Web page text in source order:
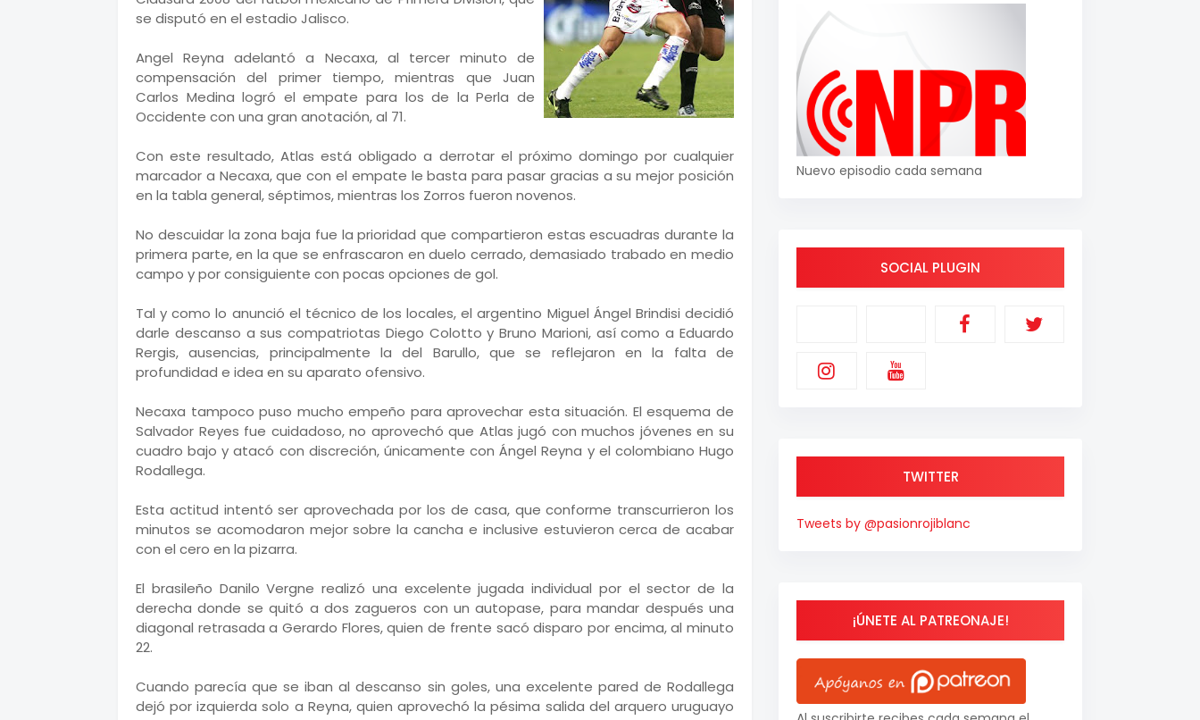
se disputó en el estadio Jalisco.
Angel Reyna adelantó a Necaxa, al tercer minuto de
compensación del primer tiempo, mientras que Juan
Carlos Medina logró el empate para los de la Perla de
Occidente con una gran anotación, al 71.
Con este resultado, Atlas está obligado a derrotar el próximo domingo por cualquier
marcador a Necaxa, que con el empate le basta para pasar gracias a su mejor posición
en la tabla general, séptimos, mientras los Zorros fueron novenos.
No descuidar la zona baja fue la prioridad que compartieron estas escuadras durante la
primera parte, en la que se enfrascaron en duelo cerrado, demasiado trabado en medio
campo y por consiguiente con pocas opciones de gol.
Tal y como lo anunció el técnico de los locales, el argentino Miguel Ángel Brindisi decidió
darle descanso a sus compatriotas Diego Colotto y Bruno Marioni, así como a Eduardo
Rergis, ausencias, principalmente la del Barullo, que se reflejaron en la falta de
profundidad e idea en su aparato ofensivo.
Necaxa tampoco puso mucho empeño para aprovechar esta situación. El esquema de
Salvador Reyes fue cuidadoso, no aprovechó que Atlas jugó con muchos jóvenes en su
cuadro bajo y atacó con discreción, únicamente con Ángel Reyna y el colombiano Hugo
Rodallega.
Esta actitud intentó ser aprovechada por los de casa, que conforme transcurrieron los
minutos se acomodaron mejor sobre la cancha e inclusive estuvieron cerca de acabar
con el cero en la pizarra.
El brasileño Danilo Vergne realizó una excelente jugada individual por el sector de la
derecha donde se quitó a dos zagueros con un autopase, para mandar después una
diagonal retrasada a Gerardo Flores, quien de frente sacó disparo por encima, al minuto
22.
Cuando parecía que se iban al descanso sin goles, una excelente pared de Rodallega
dejó por izquierda solo a Reyna, quien aprovechó la pésima salida del arquero uruguayo
Nuevo episodio cada semana
SOCIAL PLUGIN
TWITTER
Tweets by @pasionrojiblanc
¡ÚNETE AL PATREONAJE!